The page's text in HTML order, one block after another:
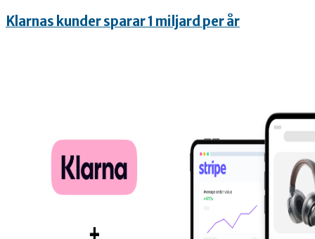
Klarnas kunder sparar 1 miljard per år